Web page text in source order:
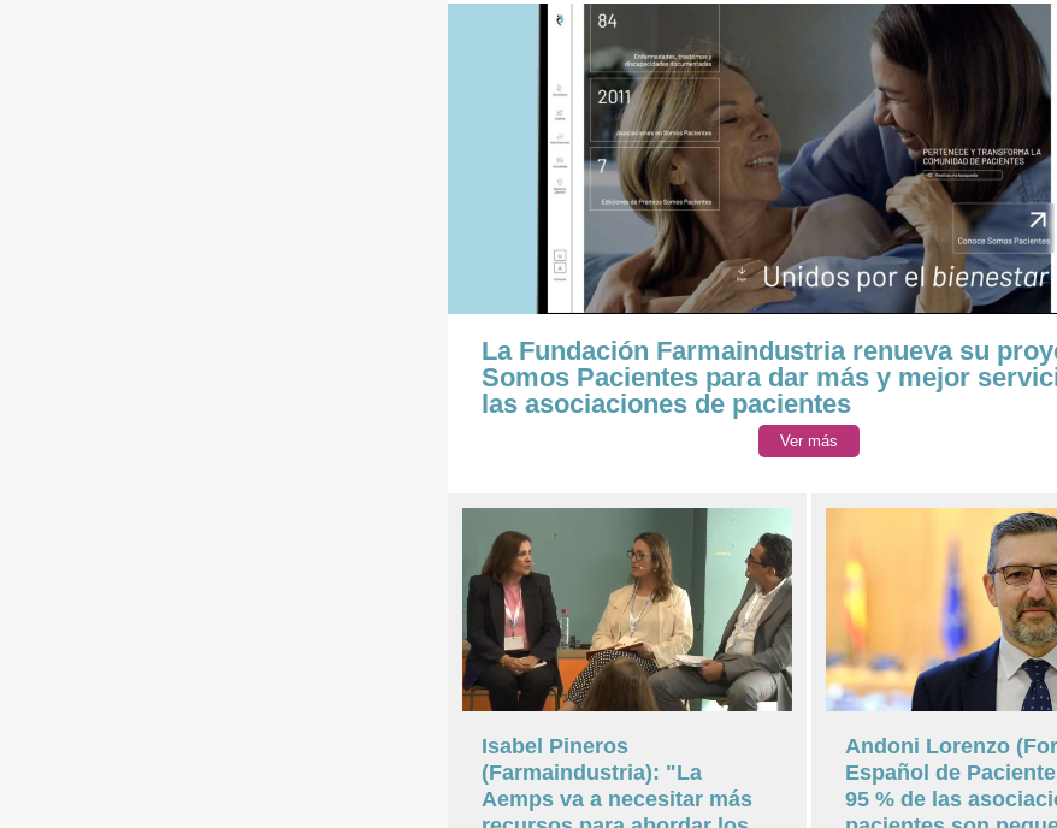
La Fundación Farmaindustria renueva su
Somos Pacientes para dar más y mejor
las asociaciones de pacientes
Ver más
Isabel Pineros
(Farmaindustria): "La
Aemps va a necesitar más
Andoni Lorenzo
Español de
95 % de las